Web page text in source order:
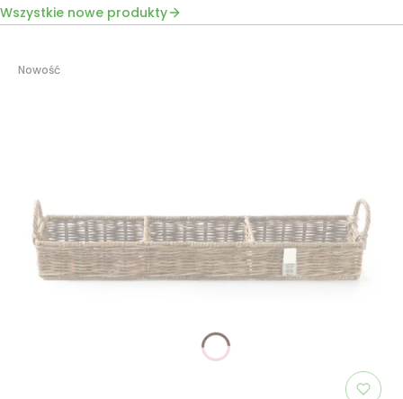
Wszystkie nowe produkty
Nowość